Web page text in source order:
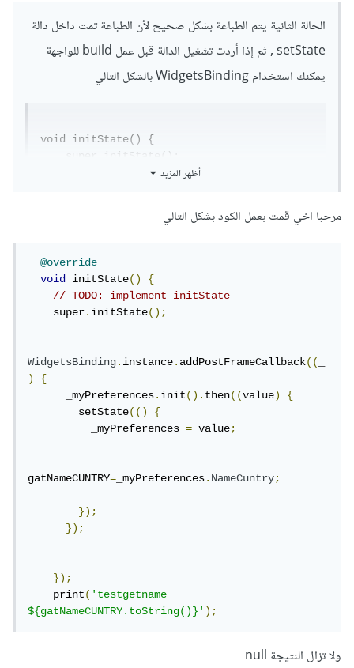
الحالة الثانية يتم الطباعة بشكل صحيح لأن الطباعة تمت داخل دالة
setState , ثم إذا أردت تشغيل الدالة قبل عمل build للواجهة
يمكنك استخدام WidgetsBinding بالشكل التالي
void initState() {
import 'package:flutter/scheduler.dart';
أظهر المزيد
مرحبا اخي قمت بعمل الكود بشكل التالي
@override
void initState()
{
// TODO: implement initState
    super
.initState();
WidgetsBinding.instance.addPostFrameCallback((
)
{
      _myPreferences
.init().then((value)
{
        setState
(()
{
          _myPreferences
= value;
gatNameCUNTRY= _myPreferences.NameCuntry;
});
});
});
    print
('testgetname
${gatNameCUNTRY.toString()}');
ولا تزال النتيجة null